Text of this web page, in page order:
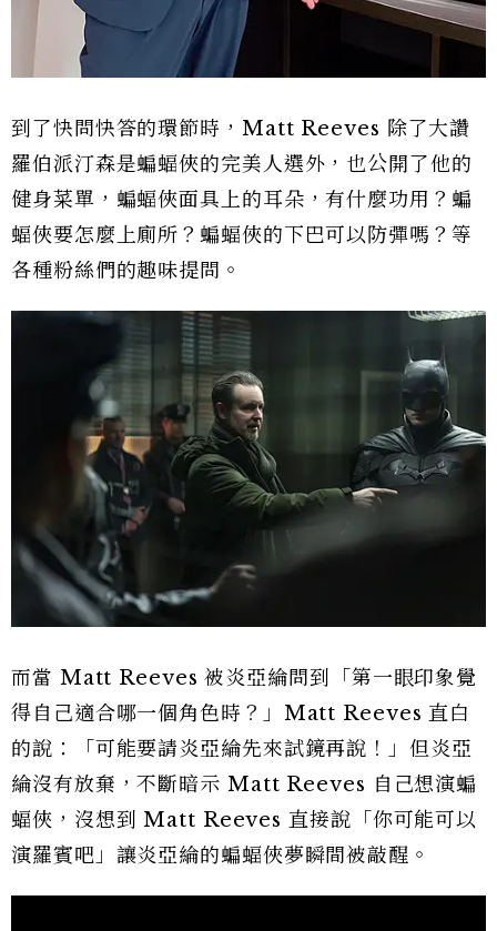
到了快問快答的環節時，Matt Reeves 除了大讚
羅伯派汀森是蝙蝠俠的完美人選外，也公開了他的
健身菜單，蝙蝠俠面具上的耳朵，有什麼功用？蝙
蝠俠要怎麼上廁所？蝙蝠俠的下巴可以防彈嗎？等
各種粉絲們的趣味提問。
而當 Matt Reeves 被炎亞綸問到「第一眼印象覺
得自己適合哪一個角色時？」Matt Reeves 直白
的說：「可能要請炎亞綸先來試鏡再說！」但炎亞
綸沒有放棄，不斷暗示 Matt Reeves 自己想演蝙
蝠俠，沒想到 Matt Reeves 直接說「你可能可以
演羅賓吧」讓炎亞綸的蝙蝠俠夢瞬間被敲醒。